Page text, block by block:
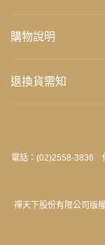
購物說明
退換貨需知
電話：(02)2558-3836
禪天下股份有限公司版